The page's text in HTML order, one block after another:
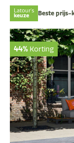
Latour's
keuze Beste
44% Korting